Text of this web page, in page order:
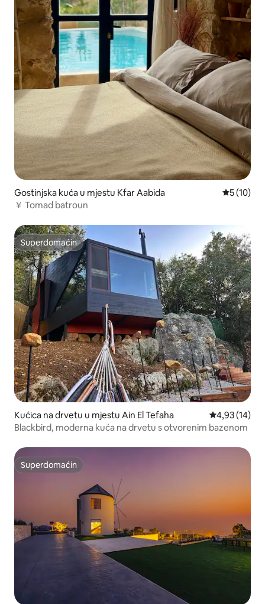
Gostinjska kuća u mjestu Kfar Aabida Prosječna
5 (10)
￥ Tomad batroun
Superdomaćin
Superdomaćin
Kućica na drvetu u mjestu Ain El Tefaha Prosječna
4,93 (14)
Blackbird, moderna kuća na drvetu s otvorenim bazenom
Superdomaćin
Superdomaćin